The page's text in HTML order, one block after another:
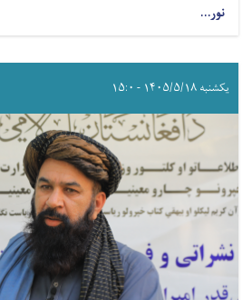
نور...
یکشنبه ۱۴۰۵/۵/۱۸ - ۱۵:۰